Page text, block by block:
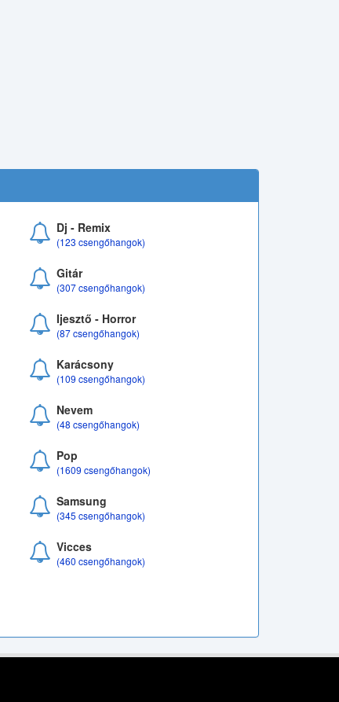
Dj - Remix
(123 csengőhangok)
Gitár
(307 csengőhangok)
Ijesztő - Horror
(87 csengőhangok)
Karácsony
(109 csengőhangok)
Nevem
(48 csengőhangok)
Pop
(1609 csengőhangok)
Samsung
(345 csengőhangok)
Vicces
(460 csengőhangok)